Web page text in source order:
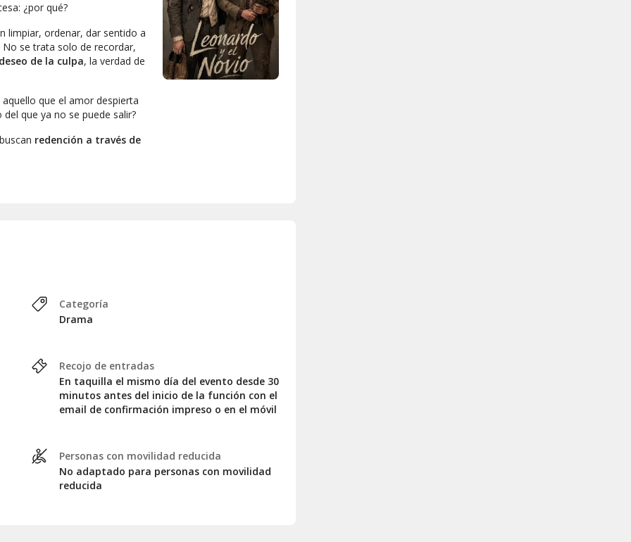
¿por qué?
limpiar, ordenar, dar sentido a
se trata solo de recordar,
de la culpa, la verdad de
que el amor despierta
que ya no se puede salir?
redención a través de
algo que pueda
por la persona que realizó
o con movilidad reducida
Categoría
Drama
Recojo de entradas
En taquilla el mismo día del evento desde 30
minutos antes del inicio de la función con el
email de confirmación impreso o en el móvil
Personas con movilidad reducida
No adaptado para personas con movilidad
reducida